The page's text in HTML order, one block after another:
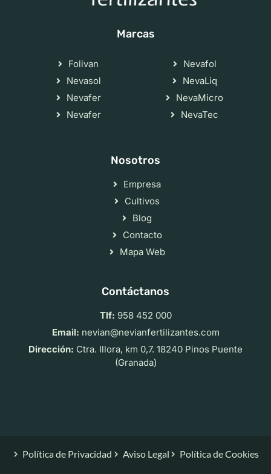
Marcas
Folivan
Nevasol
Nevafer
Nevafer
Nevafol
NevaLiq
NevaMicro
NevaTec
Nosotros
Empresa
Cultivos
Blog
Contacto
Mapa Web
Contáctanos
Tlf: 958 452 000
Email: nevian@nevianfertilizantes.com
Dirección: Ctra. Illora, km 0,7. 18240 Pinos Puente
(Granada)
Política de Privacidad Aviso Legal Política de Cookies